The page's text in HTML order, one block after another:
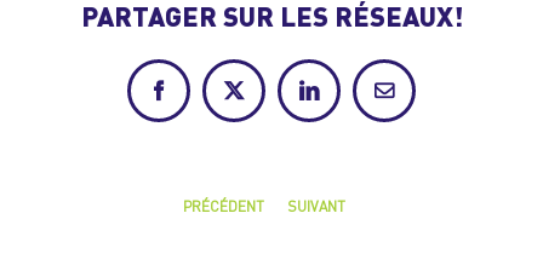
PARTAGER SUR LES RÉSEAUX!
FacebookX LinkedInCourriel
PRÉCÉDENT SUIVANT